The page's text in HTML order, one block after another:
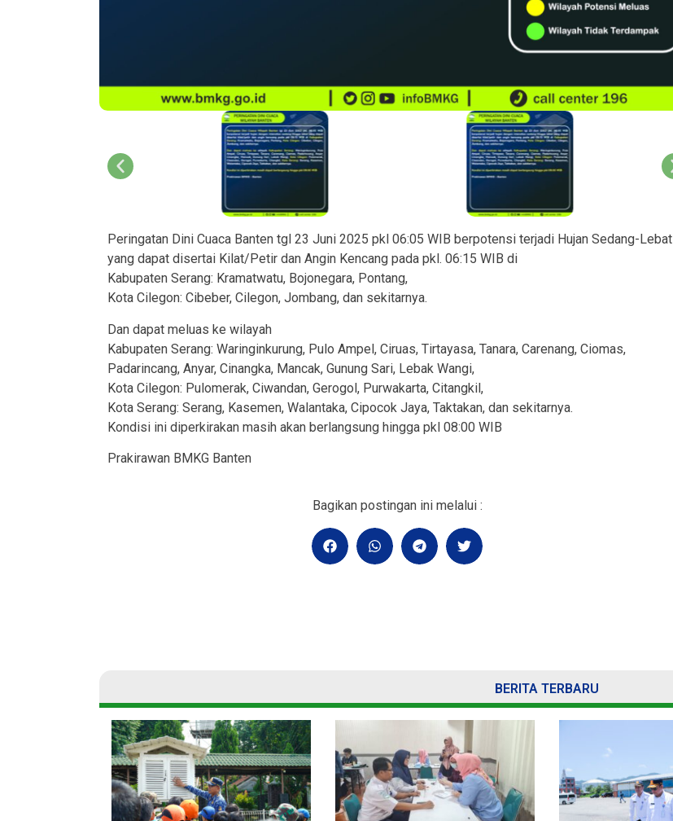
Peringatan Dini Cuaca Banten tgl 23 Juni 2025 pkl 06:05 WIB berpotensi terjadi Hujan Sedang-Lebat
yang dapat disertai Kilat/Petir dan Angin Kencang pada pkl. 06:15 WIB di
Kabupaten Serang: Kramatwatu, Bojonegara, Pontang,
Kota Cilegon: Cibeber, Cilegon, Jombang, dan sekitarnya.
Dan dapat meluas ke wilayah
Kabupaten Serang: Waringinkurung, Pulo Ampel, Ciruas, Tirtayasa, Tanara, Carenang, Ciomas,
Padarincang, Anyar, Cinangka, Mancak, Gunung Sari, Lebak Wangi,
Kota Cilegon: Pulomerak, Ciwandan, Gerogol, Purwakarta, Citangkil,
Kota Serang: Serang, Kasemen, Walantaka, Cipocok Jaya, Taktakan, dan sekitarnya.
Kondisi ini diperkirakan masih akan berlangsung hingga pkl 08:00 WIB
Prakirawan BMKG Banten
Bagikan postingan ini melalui :
BERITA TERBARU